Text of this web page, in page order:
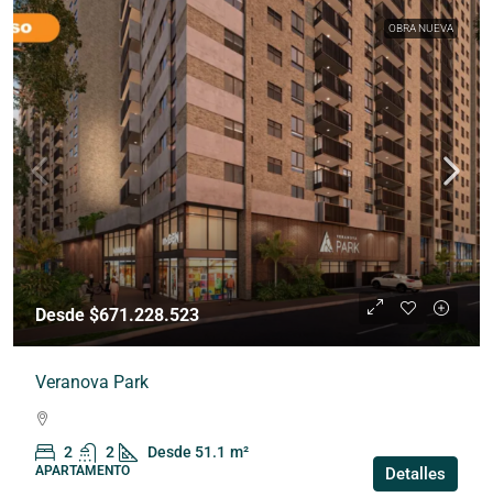
OBRA NUEVA
Desde $671.228.523
Veranova Park
2 2 Desde 51.1 m²
APARTAMENTO Detalles